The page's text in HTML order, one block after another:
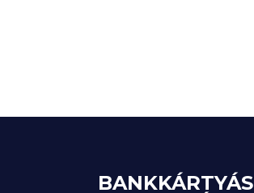
BANKKÁRTYÁS